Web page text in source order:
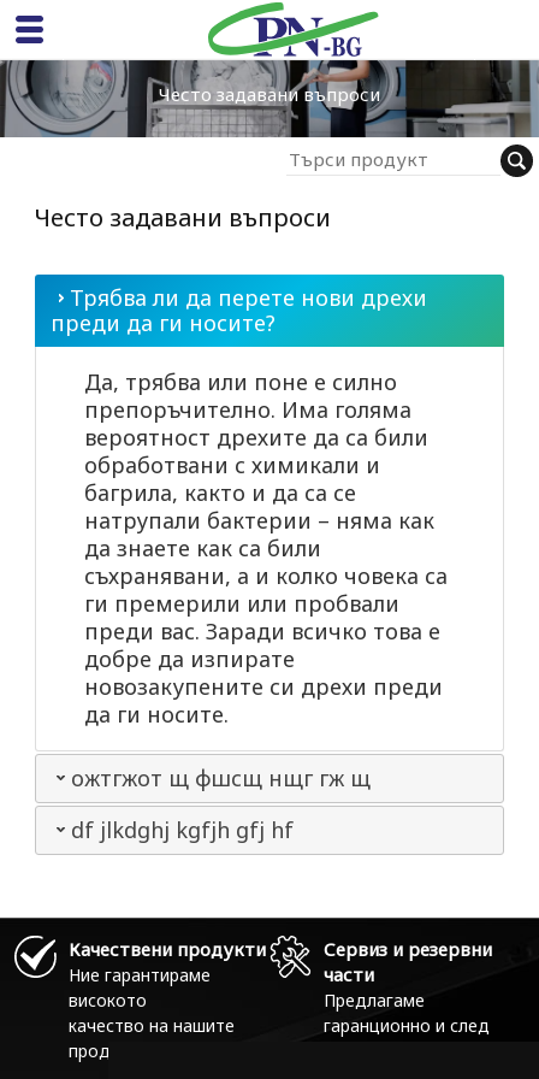
Често задавани въпроси
Често задавани въпроси
Трябва ли да перете нови дрехи
преди да ги носите?
Да, трябва или поне е силно
препоръчително. Има голяма
вероятност дрехите да са били
обработвани с химикали и
багрила, както и да са се
натрупали бактерии – няма как
да знаете как са били
съхранявани, а и колко човека са
ги премерили или пробвали
преди вас. Заради всичко това е
добре да изпирате
новозакупените си дрехи преди
да ги носите.
ожтгжот щ фшсщ нщг гж щ
df jlkdghj kgfjh gfj hf
Качествени продукти
Ние гарантираме
високото
качество на нашите
продукти!
Сервиз и резервни
части
Предлагаме
гаранционно и след